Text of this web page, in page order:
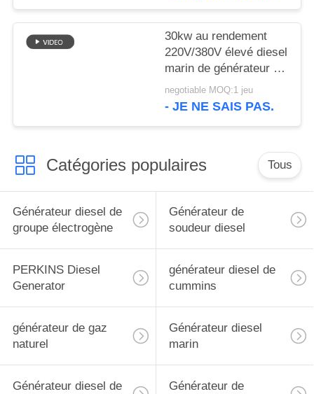
30kw au rendement
220V/380V élevé diesel
marin de générateur de
300kva Cummins
negotiable MOQ:1 jeu
- JE NE SAIS PAS.
Catégories populaires Tous
Générateur diesel de
groupe électrogène
Générateur de
soudeur diesel
PERKINS Diesel
Generator
générateur diesel de
cummins
générateur de gaz
naturel
Générateur diesel
marin
Générateur diesel de Générateur de